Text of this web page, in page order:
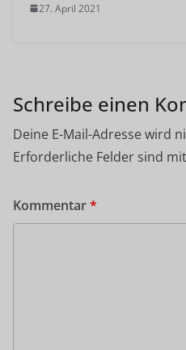
27. April 2021
Schreibe einen
Deine E-Mail-Adresse wird
Erforderliche Felder sind mit
Kommentar*